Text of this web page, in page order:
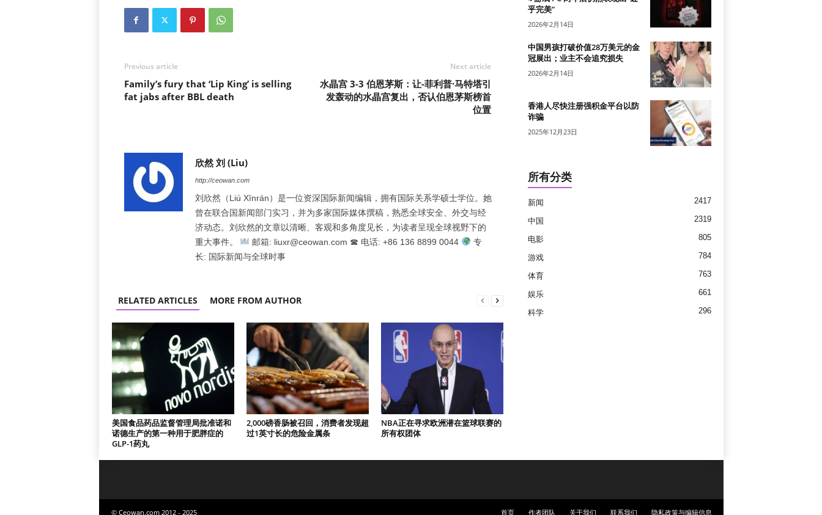
Previous article
Family’s fury that ‘Lip King’ is selling
fat jabs after BBL death
Next article
水晶宫 3-3 伯恩茅斯：让-菲利普·马特塔引
发轰动的水晶宫复出，否认伯恩茅斯榜首
位置
欣然 刘 (Liu)
http://ceowan.com
刘欣然（Liú Xīnrán）是一位资深国际新闻编辑，拥有国际关系学硕士学位。她
曾在联合国新闻部门实习，并为多家国际媒体撰稿，熟悉全球安全、外交与经
济动态。刘欣然的文章以清晰、客观和多角度见长，为读者呈现全球视野下的
重大事件。
邮箱: liuxr@ceowan.com ☎ 电话: +86 136 8899 0044
专
长: 国际新闻与全球时事
RELATED ARTICLES MORE FROM AUTHOR
美国食品药品监督管理局批准诺和
诺德生产的第一种用于肥胖症的
GLP-1药丸
2,000磅香肠被召回，消费者发现超
过1英寸长的危险金属条
NBA正在寻求欧洲潜在篮球联赛的
所有权团体
乎完美”
2026年2月14日
中国男孩打破价值28万美元的金
冠展出；业主不会追究损失
2026年2月14日
香港人尽快注册强积金平台以防
诈骗
2025年12月23日
所有分类
新闻 2417
中国 2319
电影 805
游戏 784
体育 763
娱乐 661
科学 296
首页 作者团队 关于我们 联系我们 隐私政策与编辑信息
© Ceowan.com 2012 - 2025